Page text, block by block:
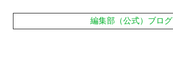
編集部（公式）ブログ